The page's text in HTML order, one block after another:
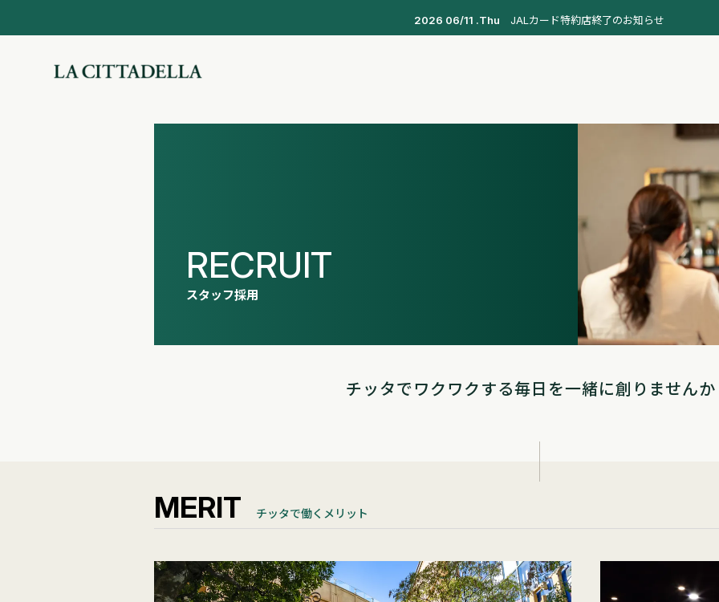
2026 06/11 .Thu JALカード特約店終了のお知らせ
RECRUIT
スタッフ採用
チッタでワクワクする毎日を一緒に創りません
MERIT チッタで働くメリット